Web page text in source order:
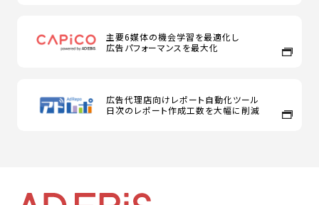
主要6媒体の機会学習を最適化し
広告パフォーマンスを最大化
広告代理店向けレポート自動化ツール
日次のレポート作成工数を大幅に削減